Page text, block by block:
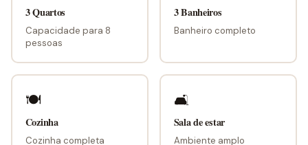
3 Quartos
Capacidade para 8
pessoas
3 Banheiros
Banheiro completo
🍽
Cozinha
Cozinha completa
🛋
Sala de estar
Ambiente amplo